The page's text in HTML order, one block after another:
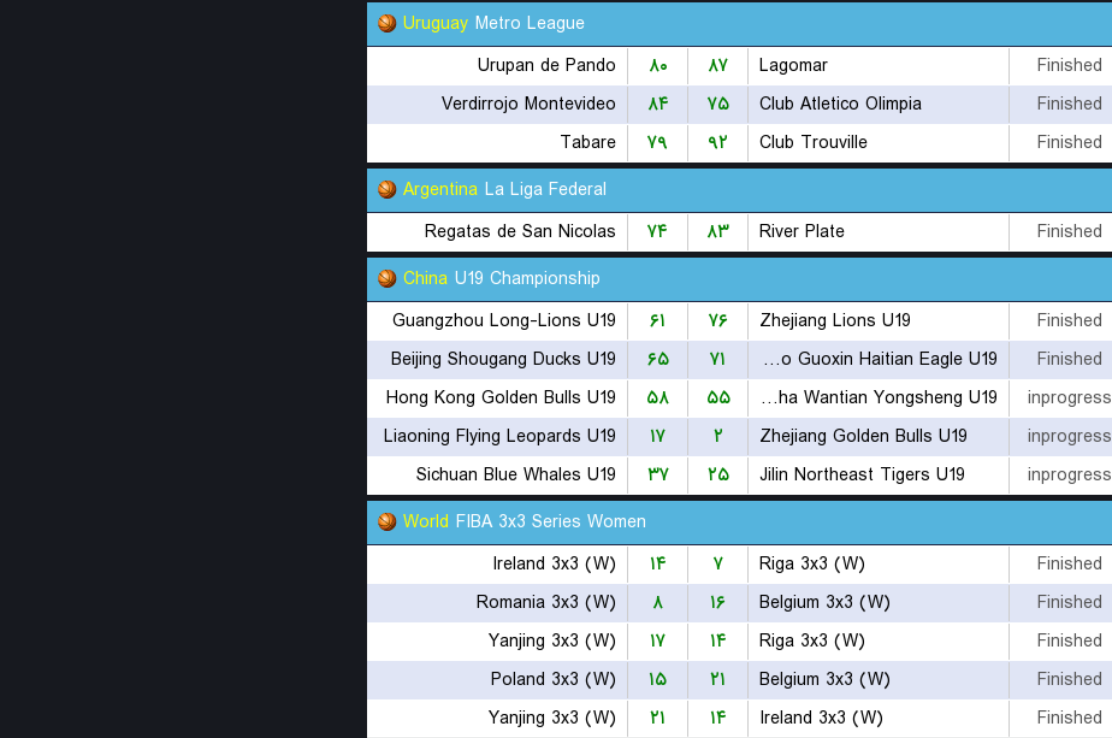
Uruguay Metro League
Urupan de Pando
۸۰ ۸۷ Lagomar Finished
Verdirrojo Montevideo
۸۴ ۷۵ Club Atletico Olimpia Finished
Tabare
۷۹ ۹۲ Club Trouville Finished
Argentina La Liga Federal
Regatas de San Nicolas
۷۴ ۸۳ River Plate Finished
China U19 Championship
Guangzhou Long-Lions U19
۶۱ ۷۶ Zhejiang Lions U19 Finished
Beijing Shougang Ducks U19
۶۵ ۷۱ Qingdao Guoxin Haitian Eagle U19 Finished
Hong Kong Golden Bulls U19
۵۸ ۵۵ Changsha Wantian Yongsheng U19 inprogress
Liaoning Flying Leopards U19
۱۷ ۲ Zhejiang Golden Bulls U19 inprogress
Sichuan Blue Whales U19
۳۷ ۲۵ Jilin Northeast Tigers U19 inprogress
World FIBA 3x3 Series Women
Ireland 3x3 (W)
۱۴ ۷ Riga 3x3 (W) Finished
Romania 3x3 (W)
۸ ۱۶ Belgium 3x3 (W) Finished
Yanjing 3x3 (W)
۱۷ ۱۴ Riga 3x3 (W) Finished
Poland 3x3 (W)
۱۵ ۲۱ Belgium 3x3 (W) Finished
Yanjing 3x3 (W)
۲۱ ۱۴ Ireland 3x3 (W) Finished